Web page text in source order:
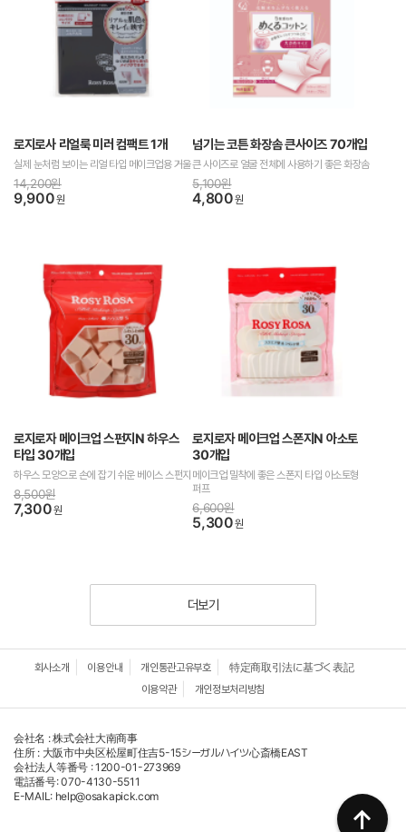
↑
로지로사 리얼룩 미러 컴팩트 1개
실제 눈처럼 보이는 리얼 타입 메이크업용 거울
14,200원
9,900원
넘기는 코튼 화장솜 큰사이즈 70개입
큰 사이즈로 얼굴 전체에 사용하기 좋은 화장솜
5,100원
4,800원
로지로자 메이크업 스펀지N 하우스
타입 30개입
하우스 모양으로 손에 잡기 쉬운 베이스 스펀지
8,500원
7,300원
로지로자 메이크업 스폰지N 아소토
30개입
메이크업 밀착에 좋은 스폰지 타입 아소토형
퍼프
6,600원
5,300원
더보기
회사소개 이용안내 개인통관고유부호
特定商取引法に基づく表記
이용약관
개인정보처리방침
会社名 : 株式会社大南商事
住所 : 大阪市中央区松屋町住吉5-15シーガルハイツ心斎橋EAST
会社法人等番号 : 1200-01-273969
電話番号: 070-4130-5511
E-MAIL: help@osakapick.com